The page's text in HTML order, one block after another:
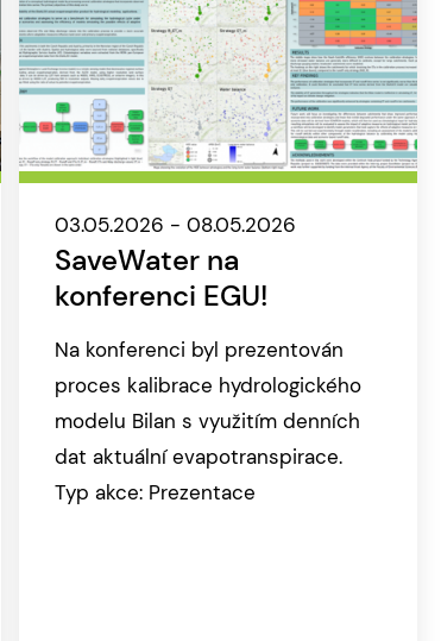
03.05.2026 - 08.05.2026
SaveWater na
konferenci EGU!
Na konferenci byl prezentován
proces kalibrace hydrologického
modelu Bilan s využitím denních
dat aktuální evapotranspirace.
Typ akce: Prezentace